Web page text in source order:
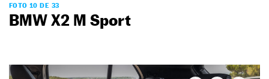
FOTO 10 DE 33
BMW X2 M Sport